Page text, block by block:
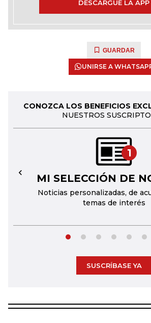
DESCARGUE LA APP
GUARDAR
UNIRSE A
CONOZCA LOS BENEFICIOS
NUESTROS
1
MI SELECCIÓN DE
Noticias personalizadas, de
temas de interés
←
SUSCRÍBASE YA